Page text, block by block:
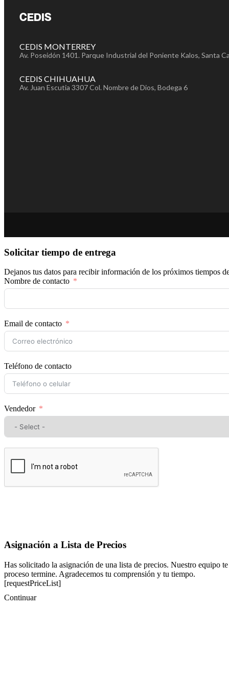
CEDIS
CEDIS MONTERREY
Av. Poseidón 1401. Parque Industrial del Poniente Kalos, Santa
CEDIS CHIHUAHUA
Av. Juan Escutia 3307 Col. Nombre de Dios, Bodega 6
Solicitar tiempo de entrega
Dejanos tus datos para recibir información de los próximos tiempos
Nombre de contacto
Email de contacto
Teléfono de contacto
Vendedor
Asignación a Lista de Precios
Has solicitado la asignación de una lista de precios. Nuestro equipo
proceso termine. Agradecemos tu comprensión y tu tiempo.
[requestPriceList]
Continuar